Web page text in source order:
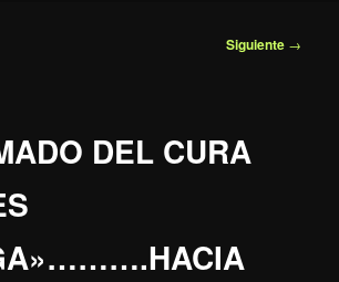
Siguiente →
DEL CURA